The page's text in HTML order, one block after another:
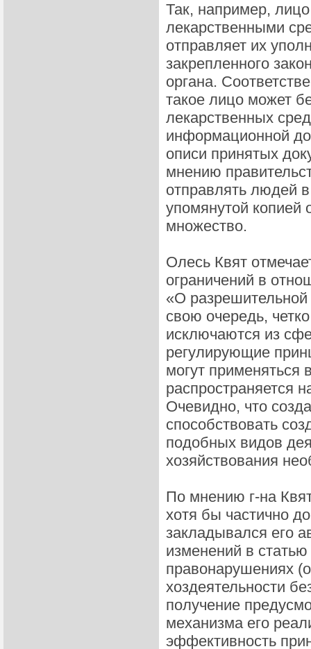
Так, например,
лекарственными
отправляет их
закрепленного
органа.
такое лицо может
лекарственных
информационной
описи принятых
мнению
отправлять людей
упомянутой копией
множество.
Олесь Квят
ограничений в
«О разрешительной
свою очередь,
исключаются из
регулирующие
могут применяться
распространяется
Очевидно, что
способствовать
подобных видов
хозяйствования
По мнению г-на
хотя бы частично
закладывался его
изменений в
правонарушениях
хоздеятельности
получение
механизма его
эффективность